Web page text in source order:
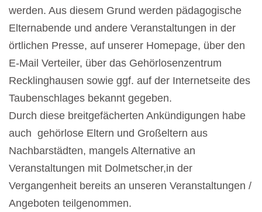
werden. Aus diesem Grund werden pädagogische
Elternabende und andere Veranstaltungen in der
örtlichen Presse, auf unserer Homepage, über den
E-Mail Verteiler, über das Gehörlosenzentrum
Recklinghausen sowie ggf. auf der Internetseite des
Taubenschlages bekannt gegeben.
Durch diese breitgefächerten Ankündigungen habe
auch gehörlose Eltern und Großeltern aus
Nachbarstädten, mangels Alternative an
Veranstaltungen mit Dolmetscher,in der
Vergangenheit bereits an unseren Veranstaltungen /
Angeboten teilgenommen.